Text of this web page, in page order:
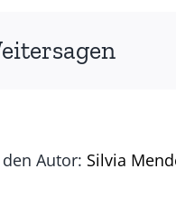
Autor: Silvia